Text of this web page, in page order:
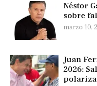
Néstor
sobre
marzo 10,
Juan
2026: